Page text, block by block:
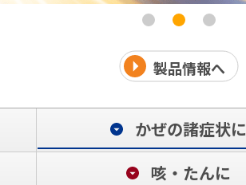
製品情報へ
かぜの諸症状に
咳・たんに